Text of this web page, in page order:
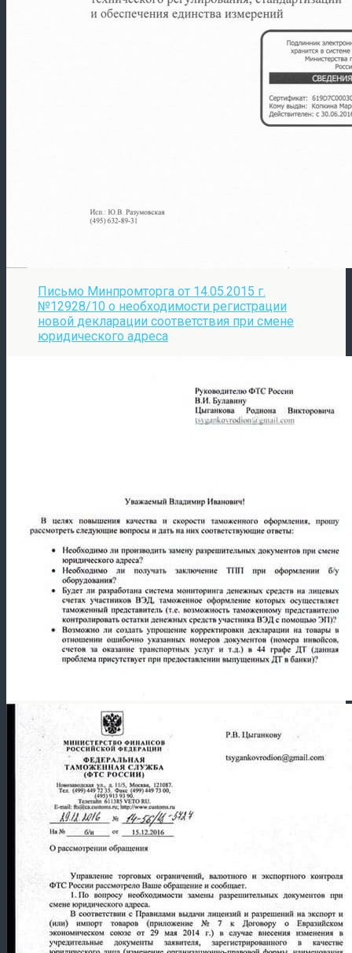
Письмо Минпромторга от 14.05.2015 г.
№12928/10 о необходимости регистрации
новой декларации соответствия при смене
юридического адреса